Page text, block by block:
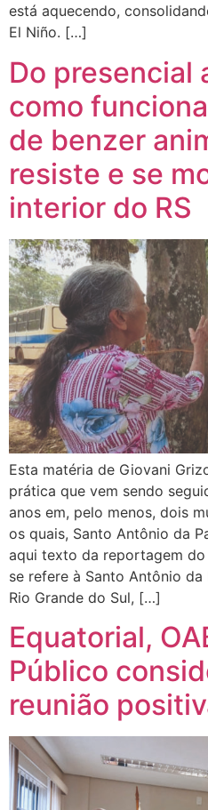
está aquecendo,
El Niño. […]
Do presencial
como
de benzer
resiste e se
interior do RS
Esta matéria de Giovani
prática que vem sendo
anos em, pelo menos, dois
os quais, Santo Antônio da
aqui texto da reportagem
se refere à Santo Antônio da
Rio Grande do Sul, […]
Equatorial,
Público
reunião